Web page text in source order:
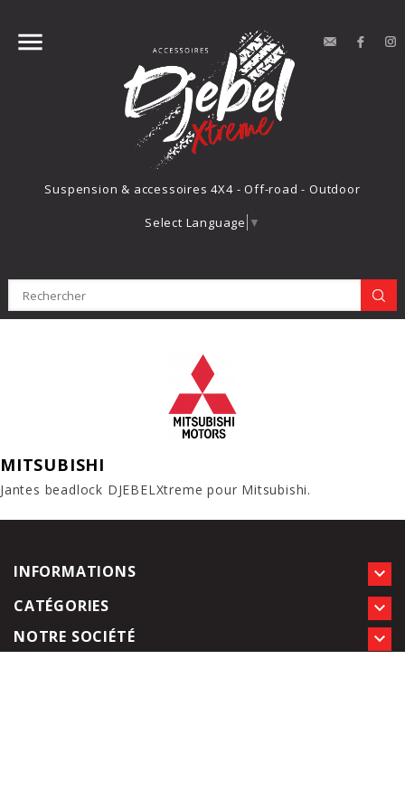
 
Suspension & accessoires 4X4 - Off-road - Outdoor
contact
Select Language ▼
MITSUBISHI
Jantes beadlock DJEBELXtreme pour Mitsubishi.
INFORMATIONS 
CATÉGORIES 
NOTRE SOCIÉTÉ 